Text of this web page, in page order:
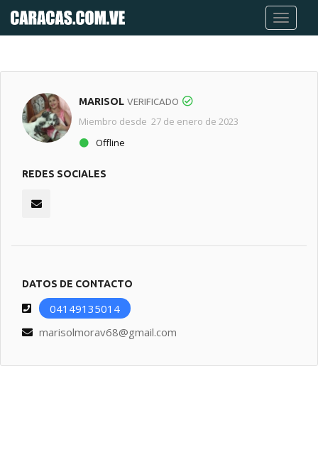
MARISOL VERIFICADO
Miembro desde 27 de enero de 2023
Offline
REDES SOCIALES
DATOS DE CONTACTO
04149135014
marisolmorav68@gmail.com